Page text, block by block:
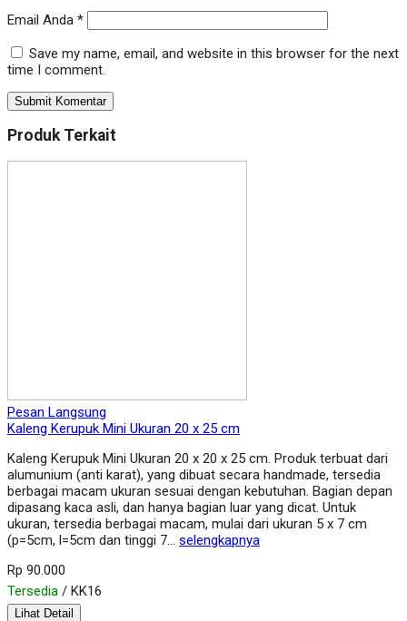
Email Anda *
Save my name, email, and website in this browser for the next
time I comment.
Produk Terkait
Pesan Langsung
Kaleng Kerupuk Mini Ukuran 20 x 25 cm
Kaleng Kerupuk Mini Ukuran 20 x 20 x 25 cm. Produk terbuat dari
alumunium (anti karat), yang dibuat secara handmade, tersedia
berbagai macam ukuran sesuai dengan kebutuhan. Bagian depan
dipasang kaca asli, dan hanya bagian luar yang dicat. Untuk
ukuran, tersedia berbagai macam, mulai dari ukuran 5 x 7 cm
(p=5cm, l=5cm dan tinggi 7… selengkapnya
Rp 90.000
Tersedia / KK16
Lihat Detail